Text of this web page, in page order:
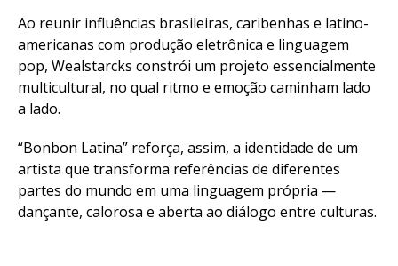
Ao reunir influências brasileiras, caribenhas e latino-
americanas com produção eletrônica e linguagem
pop, Wealstarcks constrói um projeto essencialmente
multicultural, no qual ritmo e emoção caminham lado
a lado.
“Bonbon Latina” reforça, assim, a identidade de um
artista que transforma referências de diferentes
partes do mundo em uma linguagem própria —
dançante, calorosa e aberta ao diálogo entre culturas.